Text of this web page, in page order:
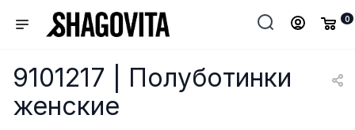
0
9101217 | Полуботинки
женские